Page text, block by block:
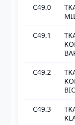
C49.0
C49.1
C49.2
C49.3